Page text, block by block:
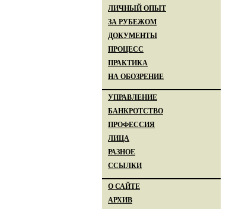
ЛИЧНЫЙ ОПЫТ
ЗА РУБЕЖОМ
ДОКУМЕНТЫ
ПРОЦЕСС
ПРАКТИКА
НА ОБОЗРЕНИЕ
УПРАВЛЕНИЕ
БАНКРОТСТВО
ПРОФЕССИЯ
ЛИЦА
РАЗНОЕ
ССЫЛКИ
О САЙТЕ
АРХИВ